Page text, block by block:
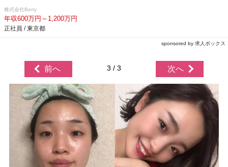
株式会社Berry
年収600万円～1,200万円
正社員 / 東京都
sponsored by 求人ボックス
前へ 3 / 3 次へ